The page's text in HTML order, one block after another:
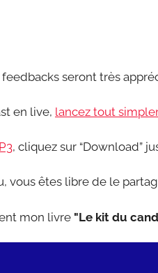
seront très
en live, lancez tout
, cliquez sur “Download”
vous êtes libre de le
mon livre "Le kit du